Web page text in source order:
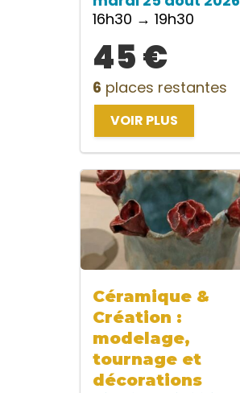
16h30 → 19h30
45 €
6 places restantes
VOIR PLUS
Céramique &
Création :
modelage,
tournage et
décorations